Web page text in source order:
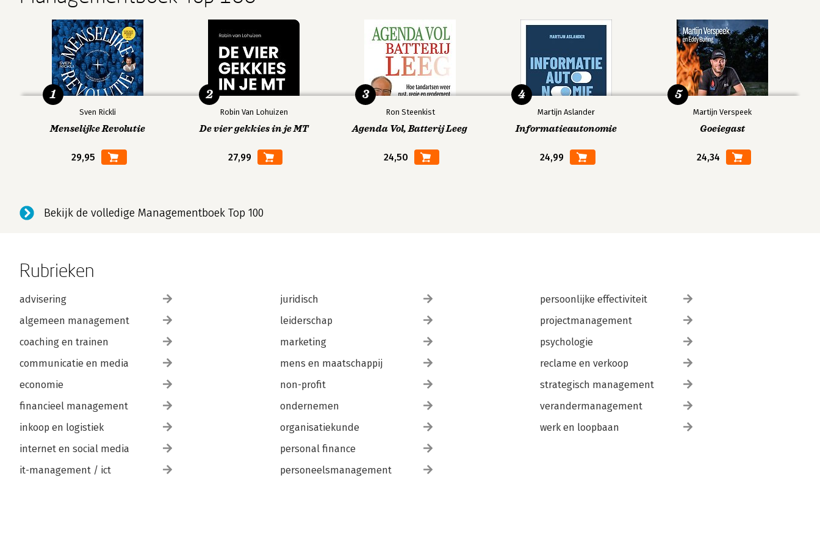
Sven Rickli
Menselijke Revolutie
29,95
1
Robin Van Lohuizen
De vier gekkies in je MT
27,99
2
Ron Steenkist
Agenda Vol, Batterij Leeg
24,50
3
Martijn Aslander
Informatieautonomie
24,99
4
Martijn Verspeek
Goeiegast
24,34
5
Bekijk de volledige Managementboek Top 100
Rubrieken
advisering
algemeen management
coaching en trainen
communicatie en media
economie
financieel management
inkoop en logistiek
internet en social media
it-management / ict
juridisch
leiderschap
marketing
mens en maatschappij
non-profit
ondernemen
organisatiekunde
personal finance
personeelsmanagement
persoonlijke effectiviteit
projectmanagement
psychologie
reclame en verkoop
strategisch management
verandermanagement
werk en loopbaan